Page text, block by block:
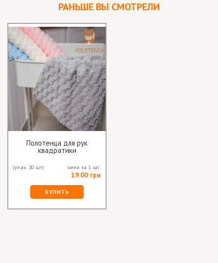
РАНЬШЕ ВЫ СМОТРЕЛИ
Полотенца для рук
квадратики
(упак. 20 шт) цена за 1 шт.
19.00 грн
КУПИТЬ